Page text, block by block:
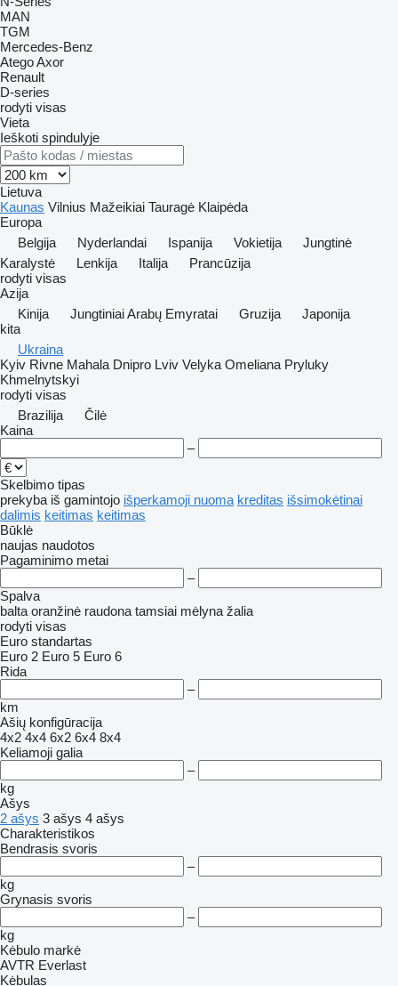
MAN
TGM
Mercedes-Benz
AtegoAxor
Renault
D-series
rodyti visas
Vieta
Ieškoti spindulyje
Lietuva
Kaunas Vilnius Mažeikiai Tauragė Klaipėda
Europa
Belgija
Nyderlandai Ispanija Vokietija
Jungtinė
Karalystė
Lenkija Italija
Prancūzija
rodyti visas
Azija
Kinija
Jungtiniai Arabų Emyratai Gruzija
Japonija
kita
Ukraina
Kyiv Rivne Mahala Dnipro Lviv Velyka Omeliana Pryluky
Khmelnytskyi
rodyti visas
Brazilija
Čilė
Kaina
–
Skelbimo tipas
prekyba iš gamintojo išperkamoji nuoma kreditas išsimokėtinai
dalimis keitimas keitimas
Būklė
naujas naudotos
Pagaminimo metai
–
Spalva
balta oranžinė raudona tamsiai mėlyna žalia
rodyti visas
Euro standartas
Euro 2 Euro 5 Euro 6
Rida
–
km
Ašių konfigūracija
4x2 4x4 6x2 6x4 8x4
Keliamoji galia
–
kg
Ašys
2 ašys 3 ašys 4 ašys
Charakteristikos
Bendrasis svoris
–
kg
Grynasis svoris
–
kg
Kėbulo markė
AVTR Everlast
Kėbulas